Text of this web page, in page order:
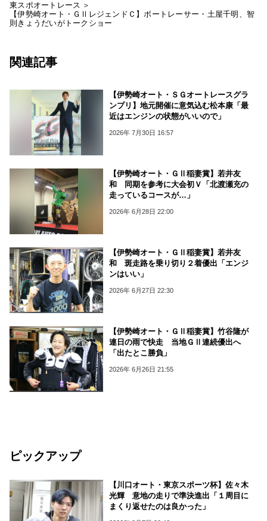
東スポオートレース
【伊勢崎オート・ＧⅡレジェンドＣ】ボートレーサー・土屋千明、智
則きょうだいがトークショー
関連記事
【伊勢崎オート・ＳＧオートレースグラ
ンプリ】地元開催に意気込む松本康「最
近はエンジンの状態がいいので」
2026年 7月30日 16:57
【伊勢崎オート・ＧⅡ稲妻賞】若井友
和 同期を参考に大会初Ｖ「北渡瀬充の
走っているコースが…」
2026年 6月28日 22:00
【伊勢崎オート・ＧⅡ稲妻賞】若井友
和 斑走路を乗り切り２着優出「エンジ
ンはいい」
2026年 6月27日 22:30
【伊勢崎オート・ＧⅡ稲妻賞】竹谷隆が
連日の雨で快走 当地ＧⅡ連続優出へ
「出たとこ勝負」
2026年 6月26日 21:55
ピックアップ
【川口オート・東京スポーツ杯】佐々木
光輝 意地の走りで準決進出「１周目に
まくり返せたのは良かった」